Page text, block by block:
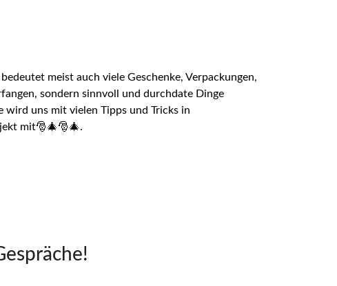
meist auch viele Geschenke, Verpackungen,
sondern sinnvoll und durchdate Dinge
wird uns mit vielen Tipps und Tricks in
mit🎅🎄🎅🎄.